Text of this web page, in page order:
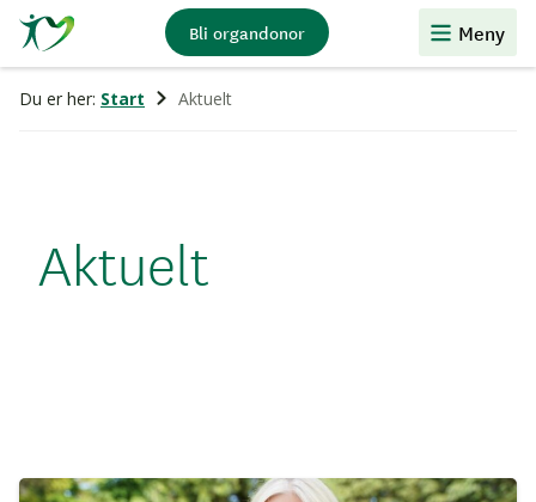
Stiftelsen
Organdonasjon
Bli organdonor Meny
Du er her: Start Aktuelt
Aktuelt